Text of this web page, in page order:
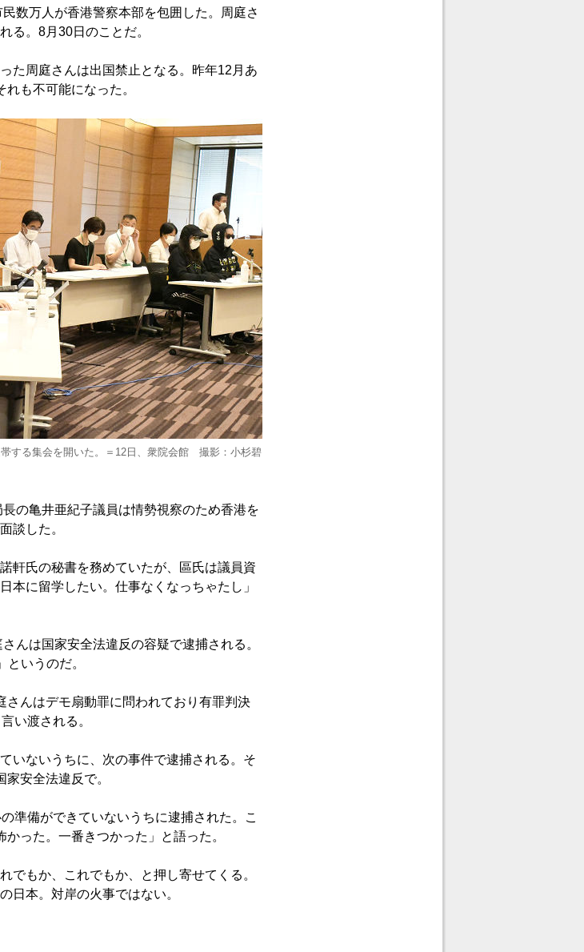
数万人が香港警察本部を包囲した。周庭さ
る。8月30日のことだ。
た周庭さんは出国禁止となる。昨年12月あ
も不可能になった。
する集会を開いた。＝12日、衆院会館 撮影：小杉碧
の亀井亜紀子議員は情勢視察のため香港を
談した。
軒氏の秘書を務めていたが、區氏は議員資
本に留学したい。仕事なくなっちゃたし」
んは国家安全法違反の容疑で逮捕される。
というのだ。
んはデモ扇動罪に問われており有罪判決
い渡される。
いないうちに、次の事件で逮捕される。そ
安全法違反で。
準備ができていないうちに逮捕された。こ
った。一番きつかった」と語った。
もか、これでもか、と押し寄せてくる。
日本。対岸の火事ではない。